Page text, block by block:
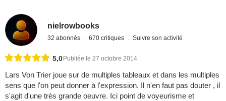
nielrowbooks
32 abonnés 670 critiques Suivre son activité
5,0 Publiée le 27 octobre 2014
Lars Von Trier joue sur de multiples tableaux et dans les multiples
sens que l'on peut donner à l'expression. Il n'en faut pas douter , il
s'agit d'une très grande oeuvre. Ici point de voyeurisme et